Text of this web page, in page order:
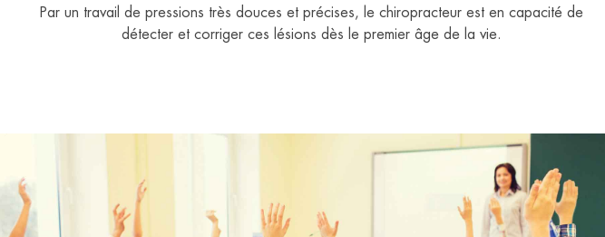
Par un travail de pressions très douces et précises, le chiropracteur est en capacité de
détecter et corriger ces lésions dès le premier âge de la vie.